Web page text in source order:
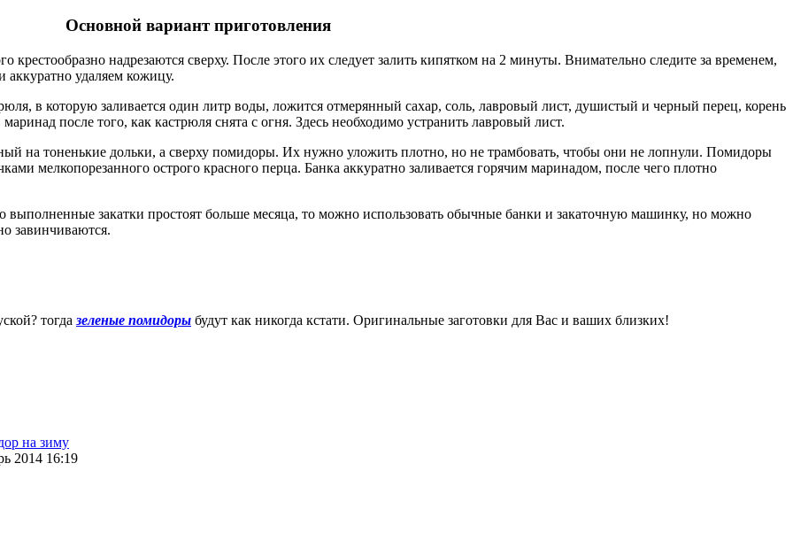
Основной вариант приготовления
надрезаются сверху. После этого их следует залить кипятком на 2 минуты. Внимательно следите за временем,
аккуратно удаляем кожицу.
в которую заливается один литр воды, ложится отмерянный сахар, соль, лавровый лист, душистый и черный перец, корень
после того, как кастрюля снята с огня. Здесь необходимо устранить лавровый лист.
на тоненькие дольки, а сверху помидоры. Их нужно уложить плотно, но не трамбовать, чтобы они не лопнули. Помидоры
мелкопорезанного острого красного перца. Банка аккуратно заливается горячим маринадом, после чего плотно
выполненные закатки простоят больше месяца, то можно использовать обычные банки и закаточную машинку, но можно
завинчиваются.
тогда зеленые помидоры будут как никогда кстати. Оригинальные заготовки для Вас и ваших близких!
на зиму
2014 16:19